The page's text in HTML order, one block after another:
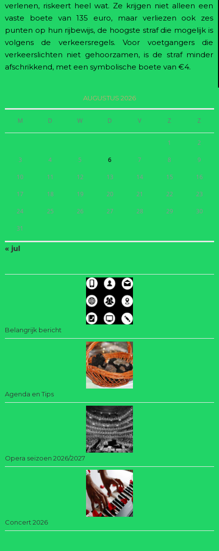
verlenen, riskeert heel wat. Ze krijgen niet alleen een
vaste boete van 135 euro, maar verliezen ook zes
punten op hun rijbewijs, de hoogste straf die mogelijk is
volgens de verkeersregels. Voor voetgangers die
verkeerslichten niet gehoorzamen, is de straf minder
afschrikkend, met een symbolische boete van €4.
AUGUSTUS 2026
M D W D V Z Z
1 2
3 4 5 6 7 8 9
10 11 12 13 14 15 16
17 18 19 20 21 22 23
24 25 26 27 28 29 30
31
« jul
Belangrijk bericht
Agenda en Tips
Opera seizoen 2026/2027
Concert 2026